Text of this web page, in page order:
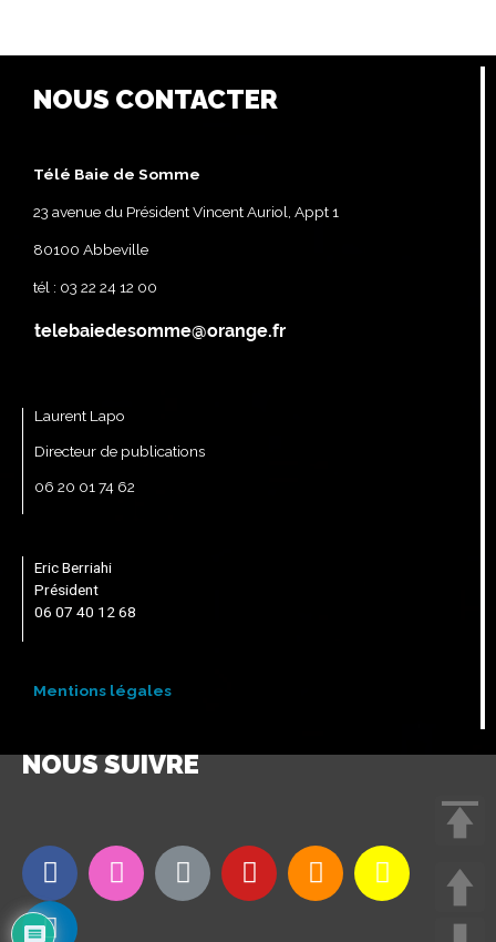
NOUS CONTACTER
Télé Baie de Somme
23 avenue du Président Vincent Auriol, Appt 1
80100 Abbeville
tél : 03 22 24 12 00
Laurent Lapo
Directeur de publications
06 20 01 74 62
Eric Berriahi
Président
06 07 40 12 68
Mentions légales
NOUS SUIVRE